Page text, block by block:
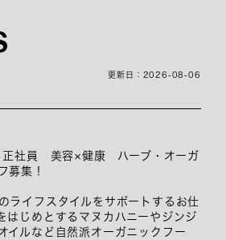
更新日： 2026-08-06
正社員 美容×健康 ハーブ・オーガ
募集！
ライフスタイルをサポートするお仕
はじめとするマヌカハニーやジンジ
イルなど自然派オーガニックフー